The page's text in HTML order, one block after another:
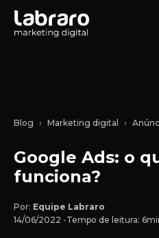
Blog Marketing digital
Google Ads: o
funciona?
Por: Equipe Labraro
14/06/2022 -Tempo de leitura: